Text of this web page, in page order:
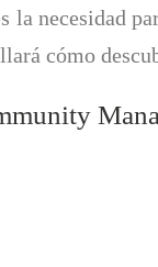
la necesidad
cómo